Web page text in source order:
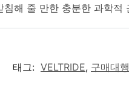
해 줄 만한 충분한 과학적
태그: VELTRIDE, 구매대행